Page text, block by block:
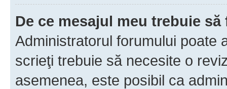
De ce mesajul meu trebuie
Administratorul forumului poate
scrieţi trebuie să necesite o
asemenea, este posibil ca